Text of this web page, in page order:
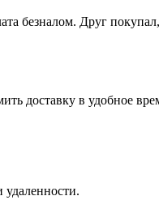
безналом. Друг
доставку в удобное
удаленности.